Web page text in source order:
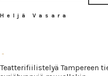
Heljä Vasara
Teatterifiilistelyä Tampereen